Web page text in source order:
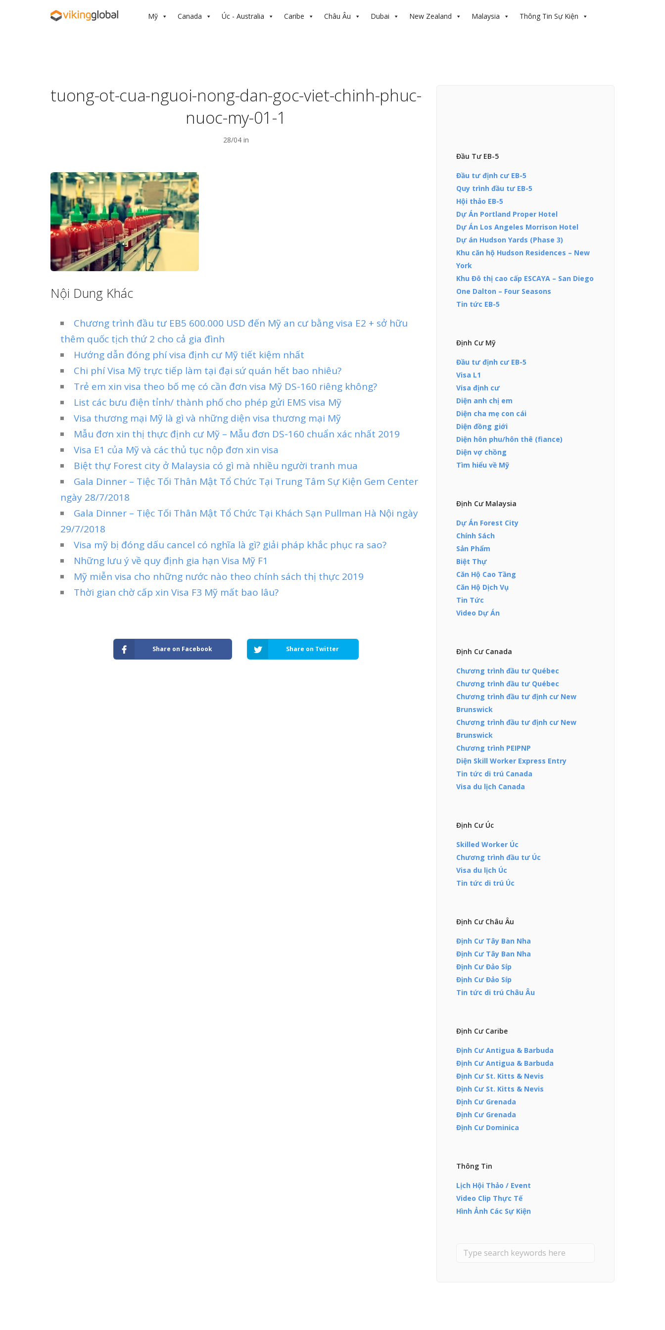
Mỹ Canada Úc - Australia Caribe Châu Âu Dubai New Zealand Malaysia Thông Tin Sự Kiện
tuong-ot-cua-nguoi-nong-dan-goc-viet-chinh-phuc-
nuoc-my-01-1
28/04 in
Nội Dung Khác
Chương trình đầu tư EB5 600.000 USD đến Mỹ an cư bằng visa E2 + sở hữu
thêm quốc tịch thứ 2 cho cả gia đình
Hướng dẫn đóng phí visa định cư Mỹ tiết kiệm nhất
Chi phí Visa Mỹ trực tiếp làm tại đại sứ quán hết bao nhiêu?
Trẻ em xin visa theo bố mẹ có cần đơn visa Mỹ DS-160 riêng không?
List các bưu điện tỉnh/ thành phố cho phép gửi EMS visa Mỹ
Visa thương mại Mỹ là gì và những diện visa thương mại Mỹ
Mẫu đơn xin thị thực định cư Mỹ – Mẫu đơn DS-160 chuẩn xác nhất 2019
Visa E1 của Mỹ và các thủ tục nộp đơn xin visa
Biệt thự Forest city ở Malaysia có gì mà nhiều người tranh mua
Gala Dinner – Tiệc Tối Thân Mật Tổ Chức Tại Trung Tâm Sự Kiện Gem Center
ngày 28/7/2018
Gala Dinner – Tiệc Tối Thân Mật Tổ Chức Tại Khách Sạn Pullman Hà Nội ngày
29/7/2018
Visa mỹ bị đóng dấu cancel có nghĩa là gì? giải pháp khắc phục ra sao?
Những lưu ý về quy định gia hạn Visa Mỹ F1
Mỹ miễn visa cho những nước nào theo chính sách thị thực 2019
Thời gian chờ cấp xin Visa F3 Mỹ mất bao lâu?
Share on Facebook Share on Twitter
Đầu Tư EB-5
Đầu tư định cư EB-5
Quy trình đầu tư EB-5
Hội thảo EB-5
Dự Án Portland Proper Hotel
Dự Án Los Angeles Morrison Hotel
Dự án Hudson Yards (Phase 3)
Khu căn hộ Hudson Residences – New
York
Khu Đô thị cao cấp ESCAYA – San Diego
One Dalton – Four Seasons
Tin tức EB-5
Định Cư Mỹ
Đầu tư định cư EB-5
Visa L1
Visa định cư
Diện anh chị em
Diện cha mẹ con cái
Diện đồng giới
Diện hôn phu/hôn thê (fiance)
Diện vợ chồng
Tìm hiểu về Mỹ
Định Cư Malaysia
Dự Án Forest City
Chính Sách
Sản Phẩm
Biệt Thự
Căn Hộ Cao Tầng
Căn Hộ Dịch Vụ
Tin Tức
Video Dự Án
Định Cư Canada
Chương trình đầu tư Québec
Chương trình đầu tư Québec
Chương trình đầu tư định cư New
Brunswick
Chương trình đầu tư định cư New
Brunswick
Chương trình PEIPNP
Diện Skill Worker Express Entry
Tin tức di trú Canada
Visa du lịch Canada
Định Cư Úc
Skilled Worker Úc
Chương trình đầu tư Úc
Visa du lịch Úc
Tin tức di trú Úc
Định Cư Châu Âu
Định Cư Tây Ban Nha
Định Cư Tây Ban Nha
Định Cư Đảo Síp
Định Cư Đảo Síp
Tin tức di trú Châu Âu
Định Cư Caribe
Định Cư Antigua & Barbuda
Định Cư Antigua & Barbuda
Định Cư St. Kitts & Nevis
Định Cư St. Kitts & Nevis
Định Cư Grenada
Định Cư Grenada
Định Cư Dominica
Thông Tin
Lịch Hội Thảo / Event
Video Clip Thực Tế
Hình Ảnh Các Sự Kiện